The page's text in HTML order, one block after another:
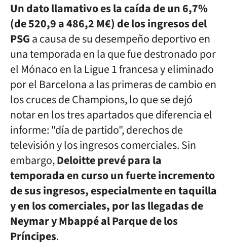
Un dato llamativo es la caída de un 6,7%
(de 520,9 a 486,2 M€) de los ingresos del
PSGa causa de su desempeño deportivo en
una temporada en la que fue destronado por
el Mónaco en la Ligue 1 francesa y eliminado
por el Barcelona a las primeras de cambio en
los cruces de Champions, lo que se dejó
notar en los tres apartados que diferencia el
informe: "día de partido", derechos de
televisión y los ingresos comerciales. Sin
embargo,Deloitte prevé para la
temporada en curso un fuerte incremento
de sus ingresos, especialmente en taquilla
y en los comerciales, por las llegadas de
Neymar y Mbappé al Parque de los
Príncipes.